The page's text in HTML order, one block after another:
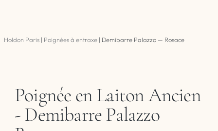
Holdon Paris | Poignées à entraxe | Demibarre Palazzo — Rosace
Poignée en Laiton Ancien
- Demibarre Palazzo